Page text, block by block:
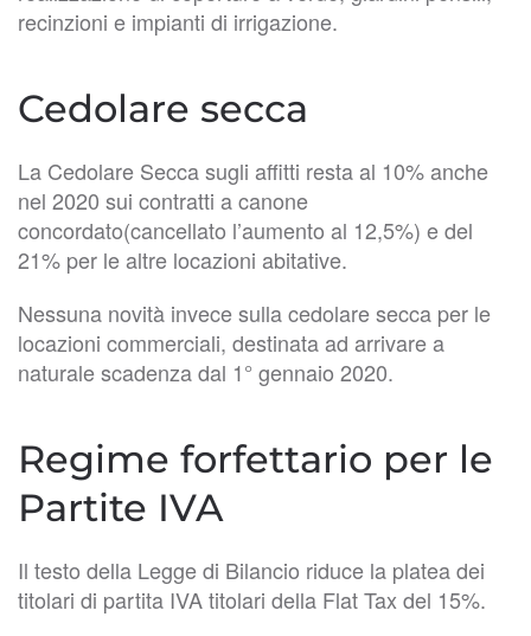
recinzioni e impianti di irrigazione.
Cedolare secca
La Cedolare Secca sugli affitti resta al 10% anche
nel 2020 sui contratti a canone
concordato(cancellato l’aumento al 12,5%) e del
21% per le altre locazioni abitative.
Nessuna novità invece sulla cedolare secca per le
locazioni commerciali, destinata ad arrivare a
naturale scadenza dal 1° gennaio 2020.
Regime forfettario per le
Partite IVA
Il testo della Legge di Bilancio riduce la platea dei
titolari di partita IVA titolari della Flat Tax del 15%.